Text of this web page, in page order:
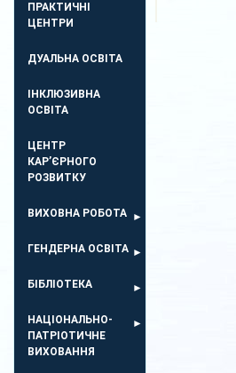
ПРАКТИЧНІ
ЦЕНТРИ
ДУАЛЬНА ОСВІТА
ІНКЛЮЗИВНА
ОСВІТА
ЦЕНТР
КАР’ЄРНОГО
РОЗВИТКУ
ВИХОВНА РОБОТА
ГЕНДЕРНА ОСВІТА
БІБЛІОТЕКА
НАЦІОНАЛЬНО-
ПАТРІОТИЧНЕ
ВИХОВАННЯ